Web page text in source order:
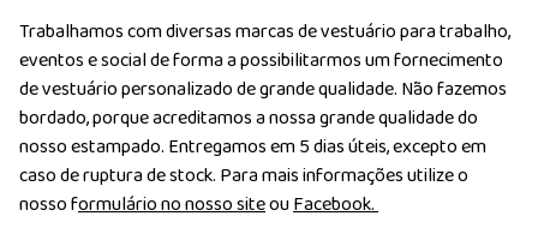
Trabalhamos com diversas marcas de vestuário para trabalho,
eventos e social de forma a possibilitarmos um fornecimento
de vestuário personalizado de grande qualidade. Não fazemos
bordado, porque acreditamos a nossa grande qualidade do
nosso estampado. Entregamos em 5 dias úteis, excepto em
caso de ruptura de stock. Para mais informações utilize o
nosso formulário no nosso siteouFacebook.